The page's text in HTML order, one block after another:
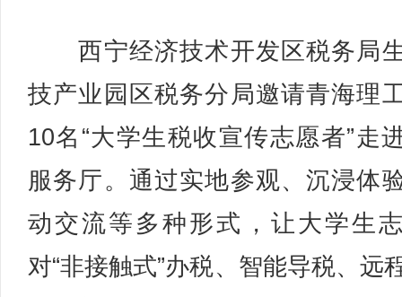
西宁经济技术开发区税务局
技产业园区税务分局邀请青海理
10名“大学生税收宣传志愿者”走
服务厅。通过实地参观、沉浸体
动交流等多种形式，让大学生
对“非接触式”办税、智能导税、远